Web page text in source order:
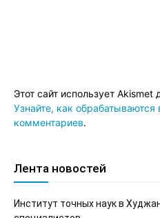
Этот сайт использует
Узнайте, как
комментариев.
Лента новостей
Институт точных наук в